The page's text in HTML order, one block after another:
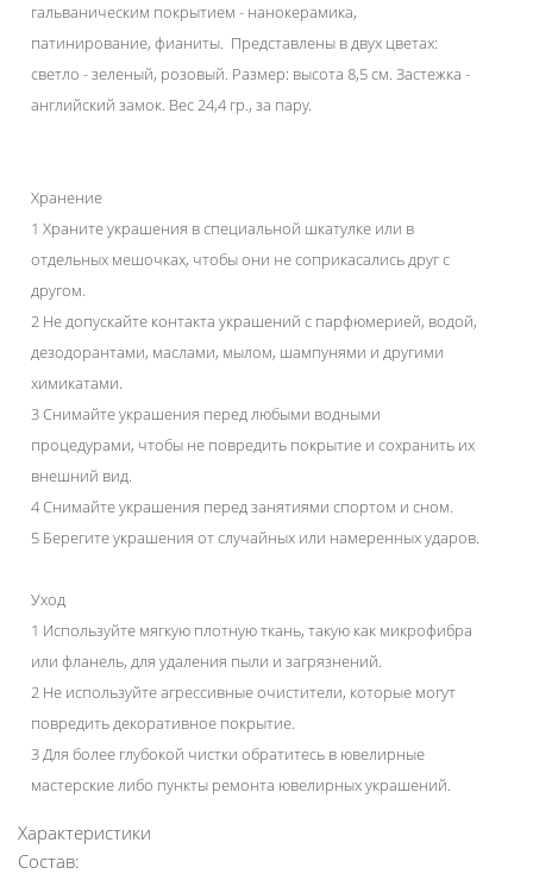
гальваническим покрытием - нанокерамика,
патинирование, фианиты. Представлены в двух цветах:
светло - зеленый, розовый. Размер: высота 8,5 см. Застежка -
английский замок. Вес 24,4 гр., за пару.
Хранение
1 Храните украшения в специальной шкатулке или в
отдельных мешочках, чтобы они не соприкасались друг с
другом.
2 Не допускайте контакта украшений с парфюмерией, водой,
дезодорантами, маслами, мылом, шампунями и другими
химикатами.
3 Снимайте украшения перед любыми водными
процедурами, чтобы не повредить покрытие и сохранить их
внешний вид.
4 Снимайте украшения перед занятиями спортом и сном.
5 Берегите украшения от случайных или намеренных ударов.
Уход
1 Используйте мягкую плотную ткань, такую как микрофибра
или фланель, для удаления пыли и загрязнений.
2 Не используйте агрессивные очистители, которые могут
повредить декоративное покрытие.
3 Для более глубокой чистки обратитесь в ювелирные
мастерские либо пункты ремонта ювелирных украшений.
Характеристики
Состав: